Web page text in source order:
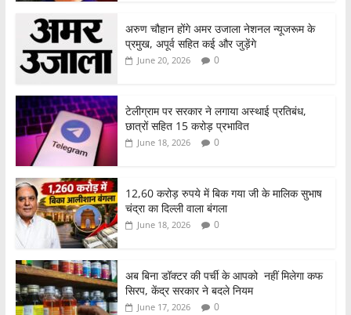
अरुण चौहान होंगे अमर उजाला नेशनल न्यूजरूम के
प्रमुख, अपूर्व सहित कई और जुड़ेंगे
June 20, 2026 0
टेलीग्राम पर सरकार ने लगाया अस्थाई प्रतिबंध,
छात्रों सहित 15 करोड़ प्रभावित
June 18, 2026 0
12,60 करोड़ रुपये में बिक गया जी के मालिक सुभाष
चंद्रा का दिल्ली वाला बंगला
June 18, 2026 0
अब बिना डॉक्टर की पर्ची के आपको नहीं मिलेगा कफ
सिरप, केंद्र सरकार ने बदले नियम
June 17, 2026 0